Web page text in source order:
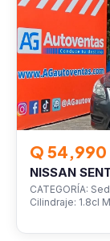
Q 54,990
NISSAN
CATEGORÍA:
Cilindraje: 1.8cl